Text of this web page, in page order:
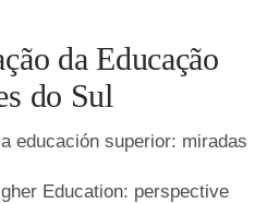
da Educação
do Sul
educación superior: miradas
Education: perspective